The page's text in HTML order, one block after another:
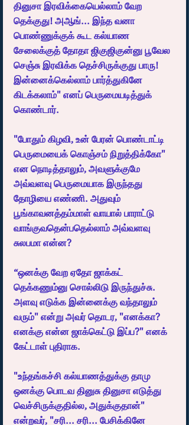
தினுசா இரவிக்கையெல்லாம் வேற
தெக்குது! அஆங்... இந்த வனா
பொண்ணுக்குக் கூட கல்யாண
சேலைக்குத் தோதா ஜிகுஜிகுன்னு பூவேல
செஞ்சு இரவிக்க தெச்சிருக்குது பாரு!
இன்னைக்கெல்லாம் பார்த்துகினே
கிடக்கலாம்" எனப் பெருமையடித்துக்
கொண்டார்.
"போதும் கிழவி, உன் பேரன் பொண்டாட்டி
பெருமையைக் கொஞ்சம் நிறுத்திக்கோ"
என நொடித்தாலும், அவளுக்குமே
அவ்வளவு பெருமையாக இருந்தது
தோழியை எண்ணி. அதுவும்
பூங்காவனத்தம்மாள் வாயால் பாராட்டு
வாங்குவதென்பதெல்லாம் அவ்வளவு
சுலபமா என்ன?
“ஒனக்கு வேற ஏதோ ஜாக்கட்
தெக்கணும்னு சொல்லிடு இருந்துச்சு.
அளவு எடுக்க இன்னைக்கு வந்தாலும்
வரும்" என்று அவர் தொடர, "எனக்கா?
எனக்கு என்ன ஜாக்கெட்டு இப்ப?" எனக்
கேட்டாள் புதிராக.
"உந்தங்கச்சி கல்யாணத்துக்கு தாமு
ஒனக்கு பொடவ தினுசு தினுசா எடுத்து
வெச்சிருக்குதில்ல, அதுக்குதான்"
என்றவர், "சரி... சரி... பேசிக்கினே